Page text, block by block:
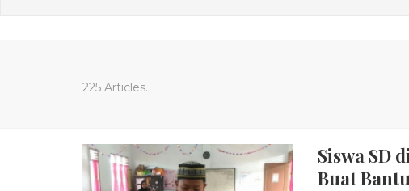
PERISTIWA USU Gelar
225 Articles.
Siswa SD
Buat